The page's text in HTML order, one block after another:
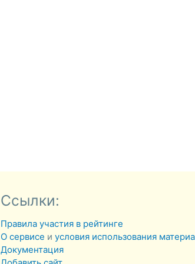
Ссылки:
Правила участия в рейтинге
О сервисе иусловия использования
Документация